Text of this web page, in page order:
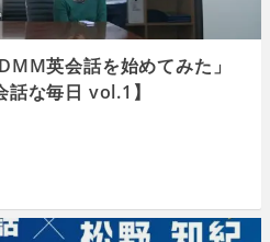
英会話を始めてみた」
話な毎日 vol.1】